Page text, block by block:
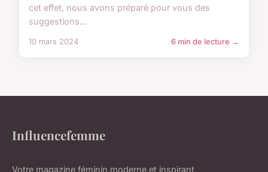
cet effet, nous avons préparé pour vous des
suggestions...
10 mars 2024 6 min de lecture →
Influencefemme
Votre magazine féminin moderne et inspirant